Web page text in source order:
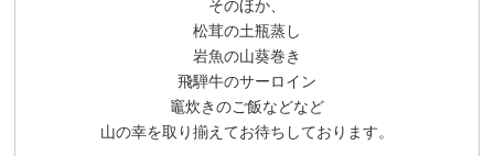
そのほか、
松茸の土瓶蒸し
岩魚の山葵巻き
飛騨牛のサーロイン
竈炊きのご飯などなど
山の幸を取り揃えてお待ちしております。